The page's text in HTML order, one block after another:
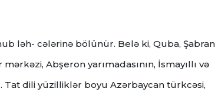
ləh- cələrinə bölünür. Belə ki, Quba, Şabran
Abşeron yarımadasının, İsmayıllı və
Tat dili yüzilliklər boyu Azərbaycan türkcəsi,